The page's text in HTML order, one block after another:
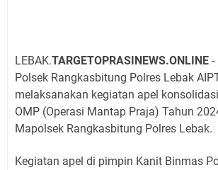
LEBAK.TARGETOPRASINEWS.ONLINE -
Polsek Rangkasbitung Polres Lebak
melaksanakan kegiatan apel
OMP (Operasi Mantap Praja) Tahun
Mapolsek Rangkasbitung Polres Lebak.
Kegiatan apel di pimpin Kanit Binmas